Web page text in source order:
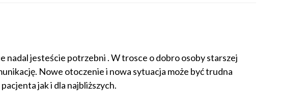
nadal jesteście potrzebni . W trosce o dobro osoby starszej
Nowe otoczenie i nowa sytuacja może być trudna
jak i dla najbliższych.